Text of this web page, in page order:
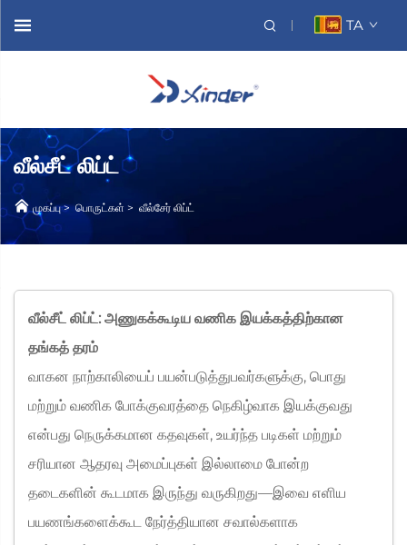
TA
வீல்சீட் லிப்ட்
முகப்பு>பொருட்கள் > வீல்சேர் லிப்ட்
வீல்சீட் லிப்ட்: அணுகக்கூடிய வணிக இயக்கத்திற்கான
தங்கத் தரம்
வாகன நாற்காலியைப் பயன்படுத்துபவர்களுக்கு, பொது
மற்றும் வணிக போக்குவரத்தை நெகிழ்வாக இயக்குவது
என்பது நெருக்கமான கதவுகள், உயர்ந்த படிகள் மற்றும்
சரியான ஆதரவு அமைப்புகள் இல்லாமை போன்ற
தடைகளின் கூடமாக இருந்து வருகிறது—இவை எளிய
பயணங்களைக்கூட நேர்த்தியான சவால்களாக